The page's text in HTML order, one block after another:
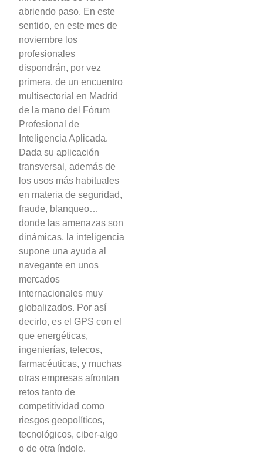
abriendo paso. En este
sentido, en este mes de
noviembre los
profesionales
dispondrán, por vez
primera, de un encuentro
multisectorial en Madrid
de la mano del Fórum
Profesional de
Inteligencia Aplicada.
Dada su aplicación
transversal, además de
los usos más habituales
en materia de seguridad,
fraude, blanqueo…
donde las amenazas son
dinámicas, la inteligencia
supone una ayuda al
navegante en unos
mercados
internacionales muy
globalizados. Por así
decirlo, es el GPS con el
que energéticas,
ingenierías, telecos,
farmacéuticas, y muchas
otras empresas afrontan
retos tanto de
competitividad como
riesgos geopolíticos,
tecnológicos, ciber-algo
o de otra índole.